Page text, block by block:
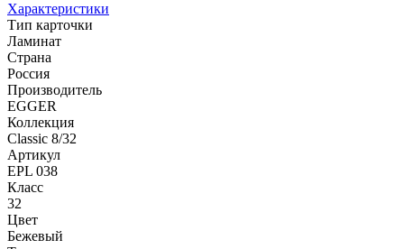
Характеристики
Тип карточки
Ламинат
Страна
Россия
Производитель
EGGER
Коллекция
Classic 8/32
Артикул
EPL 038
Класс
32
Цвет
Бежевый